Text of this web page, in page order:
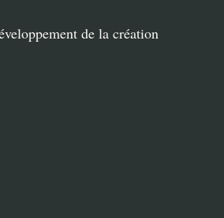
de la création